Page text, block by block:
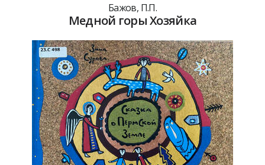
Бажов, П.П.
Медной горы Хозяйка